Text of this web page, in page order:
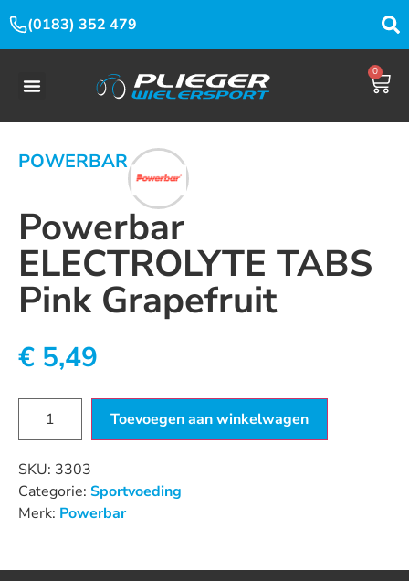
(0183) 352 479
0
POWERBAR
Powerbar
ELECTROLYTE TABS
Pink Grapefruit
€ 5,49
Toevoegen aan winkelwagen
SKU: 3303
Categorie: Sportvoeding
Merk: Powerbar